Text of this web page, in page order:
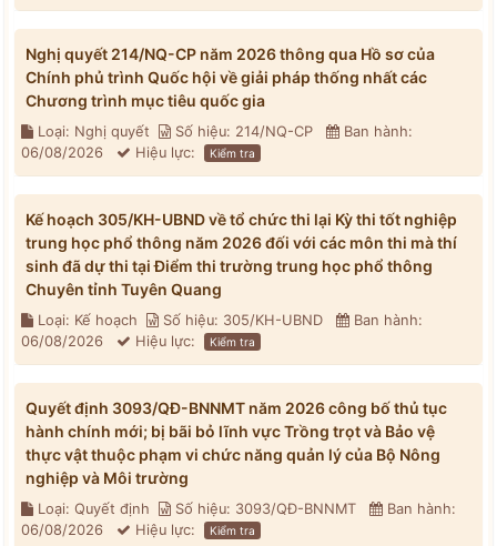
Nghị quyết 214/NQ-CP năm 2026 thông qua Hồ sơ của
Chính phủ trình Quốc hội về giải pháp thống nhất các
Chương trình mục tiêu quốc gia
Loại: Nghị quyết Số hiệu: 214/NQ-CP
Ban hành:
06/08/2026
Hiệu lực: Kiểm tra
Kế hoạch 305/KH-UBND về tổ chức thi lại Kỳ thi tốt nghiệp
trung học phổ thông năm 2026 đối với các môn thi mà thí
sinh đã dự thi tại Điểm thi trường trung học phổ thông
Chuyên tỉnh Tuyên Quang
Loại: Kế hoạch Số hiệu: 305/KH-UBND
Ban hành:
06/08/2026
Hiệu lực: Kiểm tra
Quyết định 3093/QĐ-BNNMT năm 2026 công bố thủ tục
hành chính mới; bị bãi bỏ lĩnh vực Trồng trọt và Bảo vệ
thực vật thuộc phạm vi chức năng quản lý của Bộ Nông
nghiệp và Môi trường
Loại: Quyết định Số hiệu: 3093/QĐ-BNNMT
Ban hành:
06/08/2026
Hiệu lực: Kiểm tra